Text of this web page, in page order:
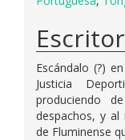
Escándalo (?) en
Justicia
produciendo
despachos, y
de Fluminense